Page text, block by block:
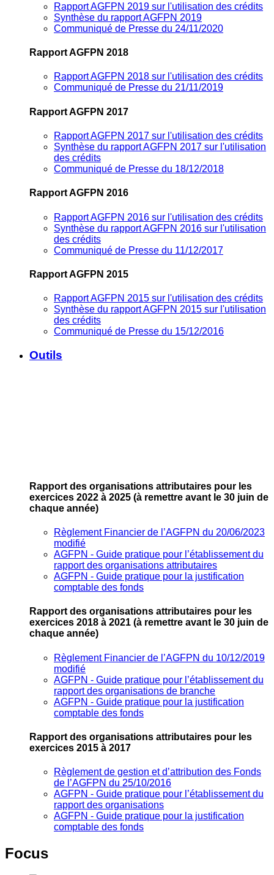
Rapport AGFPN 2019 sur l'utilisation des crédits
Synthèse du rapport AGFPN 2019
Communiqué de Presse du 24/11/2020
Rapport AGFPN 2018
Rapport AGFPN 2018 sur l'utilisation des crédits
Communiqué de Presse du 21/11/2019
Rapport AGFPN 2017
Rapport AGFPN 2017 sur l'utilisation des crédits
Synthèse du rapport AGFPN 2017 sur l'utilisation
des crédits
Communiqué de Presse du 18/12/2018
Rapport AGFPN 2016
Rapport AGFPN 2016 sur l'utilisation des crédits
Synthèse du rapport AGFPN 2016 sur l'utilisation
des crédits
Communiqué de Presse du 11/12/2017
Rapport AGFPN 2015
Rapport AGFPN 2015 sur l'utilisation des crédits
Synthèse du rapport AGFPN 2015 sur l'utilisation
des crédits
Communiqué de Presse du 15/12/2016
Outils
Rapport des organisations attributaires pour les
exercices 2022 à 2025 (à remettre avant le 30 juin de
chaque année)
Règlement Financier de l’AGFPN du 20/06/2023
modifié
AGFPN ‐ Guide pratique pour l’établissement du
rapport des organisations attributaires
AGFPN ‐ Guide pratique pour la justification
comptable des fonds
Rapport des organisations attributaires pour les
exercices 2018 à 2021 (à remettre avant le 30 juin de
chaque année)
Règlement Financier de l’AGFPN du 10/12/2019
modifié
AGFPN ‐ Guide pratique pour l’établissement du
rapport des organisations de branche
AGFPN ‐ Guide pratique pour la justification
comptable des fonds
Rapport des organisations attributaires pour les
exercices 2015 à 2017
Règlement de gestion et d’attribution des Fonds
de l’AGFPN du 25/10/2016
AGFPN ‐ Guide pratique pour l’établissement du
rapport des organisations
AGFPN ‐ Guide pratique pour la justification
comptable des fonds
Focus